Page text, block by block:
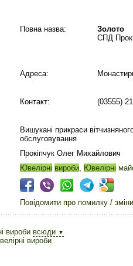
Повна назва:
Золото
СПД
Адреса:
Контакт: (03555)
Вишукані прикраси
обслуговування
Прокіпчук Олег Михайлович
Ювелірні вироби, Ювелірні
Повідомити про помилку / зміни
вироби всюди ▼
вироби